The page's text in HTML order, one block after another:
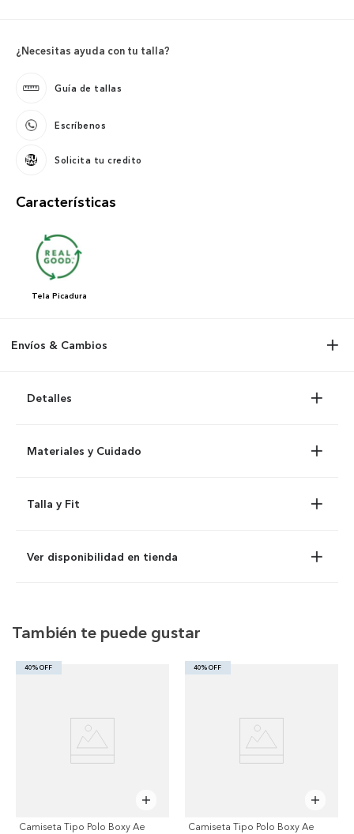
¿Necesitas ayuda con tu talla?
Guía de tallas
Escríbenos
Solicita tu credito
Características
Tela Picadura
Envíos & Cambios
Detalles
Materiales y Cuidado
Talla y Fit
Ver disponibilidad en tienda
También te puede gustar
40% OFF
Camiseta Tipo Polo Boxy Ae
40% OFF
Camiseta Tipo Polo Boxy Ae